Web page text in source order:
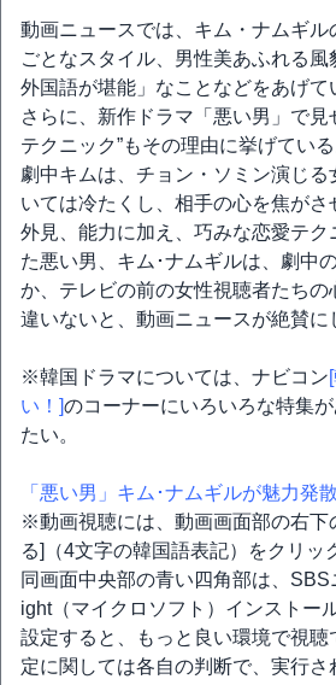
動画ニュースでは、キム・ナムギル
ごとなスタイル、男性美あふれる風
外国語が堪能」なことなどをあげて
さらに、新作ドラマ「悪い男」で見
テクニック”もその理由に挙げている
劇中キムは、チョン・ソミン演じ
いては冷たくし、相手の心を焦がさ
外見、能力に加え、巧みな恋愛テク
た悪い男、キム･ナムギルは、劇中
か、テレビの前の女性視聴者たちの
違いないと、動画ニュースが絶賛に
※韓国ドラマについては、ナビコン
い！]のコーナーにいろいろな特集
たい。
「悪い男」キム･ナムギルが魅力発
※動画視聴には、動画画面部の右下
る]（4文字の韓国語表記）をクリッ
同画面中央部の青い四角部は、
ight（マイクロソフト）インストー
設定すると、もっと良い環境で視聴
定に関しては各自の判断で、実行さ